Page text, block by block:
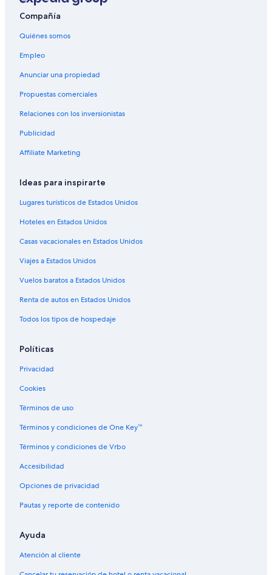
Hoteles cerca de Plaza de Armas
Cabañas en Puerto Klocker
Lodges en Llanquihue
B&B en Frutillar
Cabañas en Frutillar
Apartamentos en Frutillar
Hostales en Frutillar
Cabañas en Puerto Varas
Apartamentos en Puerto Varas
Hostales en Puerto Varas
Lodges en Puerto Varas
Hoteles cerca de Mall Paseo Costanera
Cabañas en Ensenada
Lodges en Ensenada
Cabañas en Chinquio
Hoteles cerca de Playa Pelluco
Apart-Hoteles en Maullín
Cabañas en Maullín
Casas de huéspedes en Maullín
Cabañas en Las Gualas
Hoteles cerca de Tepual
Cabañas en Chamiza
Apartamentos en Chamiza
Cabañas en Cochamó
Hostales en Cochamó
Compañía
Quiénes somos
Empleo
Anunciar una propiedad
Propuestas comerciales
Relaciones con los inversionistas
Publicidad
Affiliate Marketing
Ideas para inspirarte
Lugares turísticos de Estados Unidos
Hoteles en Estados Unidos
Casas vacacionales en Estados Unidos
Viajes a Estados Unidos
Vuelos baratos a Estados Unidos
Renta de autos en Estados Unidos
Todos los tipos de hospedaje
Políticas
Privacidad
Cookies
Términos de uso
Términos y condiciones de One Key™
Términos y condiciones de Vrbo
Accesibilidad
Opciones de privacidad
Pautas y reporte de contenido
Ayuda
Atención al cliente